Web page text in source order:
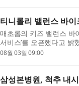
티니롤리 밸런스 바이
매초롬의 키즈 밸런스 바
서비스’를 오픈했다고 밝
...
08월 03일 09:00
삼성본병원, 척추 내